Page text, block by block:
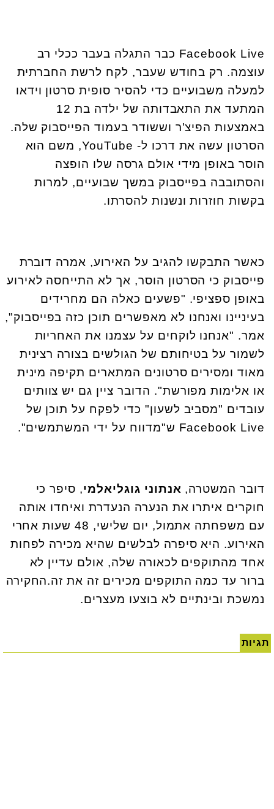
Facebook Live כבר התגלה בעבר ככלי רב
עוצמה. רק בחודש שעבר, לקח לרשת החברתית
למעלה משבועיים כדי להסיר סופית סרטון וידאו
המתעד את התאבדותה של ילדה בת 12
באמצעות הפיצ'ר וששודר בעמוד הפייסבוק שלה.
הסרטון עשה את דרכו ל- YouTube, משם הוא
הוסר באופן מידי אולם גרסה שלו הופצה
והסתובבה בפייסבוק במשך שבועיים, למרות
בקשות חוזרות ונשנות להסרתו.
כאשר התבקשו להגיב על האירוע, אמרה דוברת
פייסבוק כי הסרטון הוסר, אך לא התייחסה לאירוע
באופן ספציפי. "פשעים כאלה הם מחרידים
בעיניינו ואנחנו לא מאפשרים תוכן כזה בפייסבוק",
אמר. "אנחנו לוקחים על עצמנו את האחריות
לשמור על בטיחותם של הגולשים בצורה רצינית
מאוד ומסירים סרטונים המתארים תקיפה מינית
או אלימות מפורשת". הדובר ציין גם יש צוותים
עובדים "מסביב לשעון" כדי לפקח על תוכן של
Facebook Live ש"מדווח על ידי המשתמשים".
דובר המשטרה, אנתוני גוגליאלמי, סיפר כי
חוקרים איתרו את הנערה הנעדרת ואיחדו אותה
עם משפחתה אתמול, יום שלישי, 48 שעות אחרי
האירוע. היא סיפרה לבלשים שהיא מכירה לפחות
אחד מהתוקפים לכאורה שלה, אולם עדיין לא
ברור עד כמה התוקפים מכירים זה את זה.החקירה
נמשכת ובינתיים לא בוצעו מעצרים.
תגיות